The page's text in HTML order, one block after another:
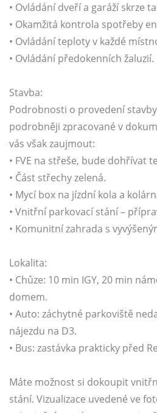
• Ovládání dveří a garáží skrze
• Okamžitá kontrola spotřeby
• Ovládání teploty v každé
• Ovládání předokenních žaluzií.
Stavba:
Podrobnosti o provedení
podrobněji zpracované v
vás však zaujmout:
• FVE na střeše, bude dohřívat
• Část střechy zelená.
• Mycí box na jízdní kola a
• Vnitřní parkovací stání –
• Komunitní zahrada s
Lokalita:
• Chůze: 10 min IGY, 20 min
domem.
• Auto: záchytné parkoviště
nájezdu na D3.
• Bus: zastávka prakticky před
Máte možnost si dokoupit
stání. Vizualizace uvedené ve